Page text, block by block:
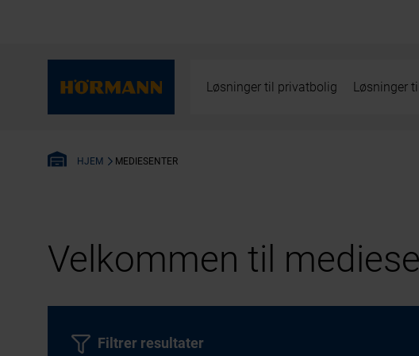
Løsninger til privatbolig Løsninger
HJEM MEDIESENTER
Velkommen til
Filtrer resultater